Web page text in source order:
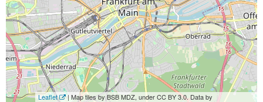
Leaflet
| Map tiles by BSB MDZ, under CC BY 3.0. Data by